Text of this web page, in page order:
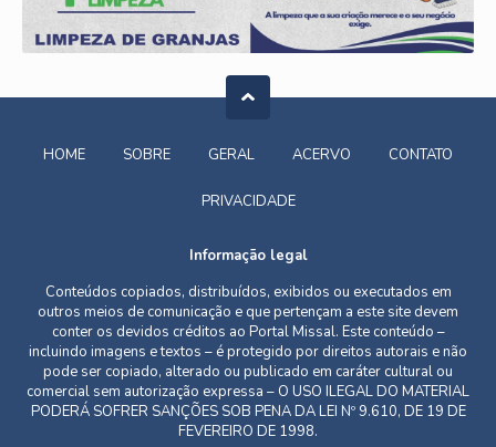
HOME SOBRE GERAL ACERVO CONTATO
PRIVACIDADE
Informação legal
Conteúdos copiados, distribuídos, exibidos ou executados em
outros meios de comunicação e que pertençam a este site devem
conter os devidos créditos ao Portal Missal. Este conteúdo –
incluindo imagens e textos – é protegido por direitos autorais e não
pode ser copiado, alterado ou publicado em caráter cultural ou
comercial sem autorização expressa – O USO ILEGAL DO MATERIAL
PODERÁ SOFRER SANÇÕES SOB PENA DA LEI Nº 9.610, DE 19 DE
FEVEREIRO DE 1998.